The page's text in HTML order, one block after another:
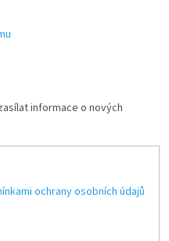
informace o nových
ochrany osobních údajů